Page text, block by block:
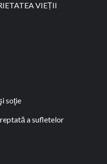
VIEȚII
soţie
a sufletelor